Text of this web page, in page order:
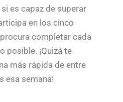
es capaz de superar
en los cinco
completar cada
posible. ¡Quizá te
más rápida de entre
esa semana!